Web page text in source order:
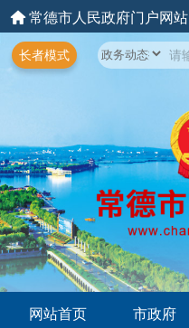
常德市人民政府门户网站
长者模式
网站首页 市政府